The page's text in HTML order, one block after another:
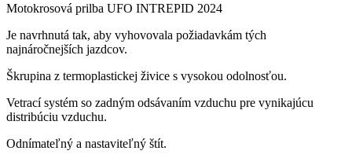
Motokrosová prilba UFO INTREPID 2024
Je navrhnutá tak, aby vyhovovala požiadavkám tých
najnáročnejších jazdcov.
Škrupina z termoplastickej živice s vysokou odolnosťou.
Vetrací systém so zadným odsávaním vzduchu pre vynikajúcu
distribúciu vzduchu.
Odnímateľný a nastaviteľný štít.